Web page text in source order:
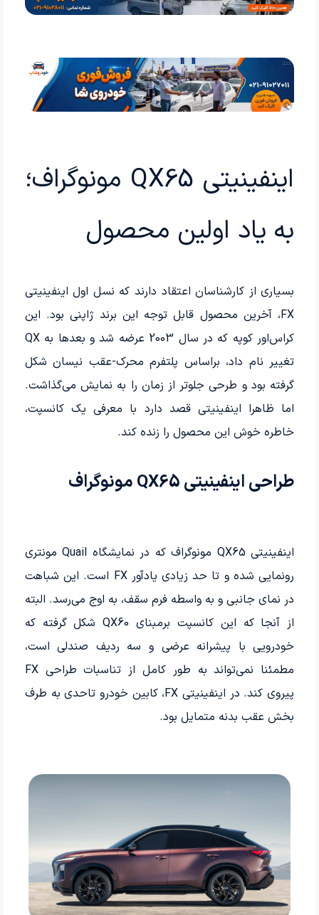
اینفینیتی QX65 مونوگراف؛
به یاد اولین محصول
بسیاری از کارشناسان اعتقاد دارند که نسل اول اینفینیتی
FX، آخرین محصول قابل توجه این برند ژاپنی بود. این
کراس‌اور کوپه که در سال 2003 عرضه شد و بعدها به QX
تغییر نام داد، براساس پلتفرم محرک-عقب نیسان شکل
گرفته بود و طرحی جلوتر از زمان را به نمایش می‌گذاشت.
اما ظاهرا اینفینیتی قصد دارد با معرفی یک کانسپت،
خاطره خوش این محصول را زنده کند.
طراحی اینفینیتی QX65 مونوگراف
اینفینیتی QX65 مونوگراف که در نمایشگاه Quail مونتری
رونمایی شده و تا حد زیادی یادآور FX است. این شباهت
در نمای جانبی و به واسطه فرم سقف، به اوج می‌رسد. البته
از آنجا که این کانسپت برمبنای QX60 شکل گرفته که
خودرویی با پیشرانه عرضی و سه ردیف صندلی است،
مطمئنا نمی‌تواند به طور کامل از تناسبات طراحی FX
پیروی کند. در اینفینیتی FX، کابین خودرو تاحدی به طرف
بخش عقب بدنه متمایل بود.